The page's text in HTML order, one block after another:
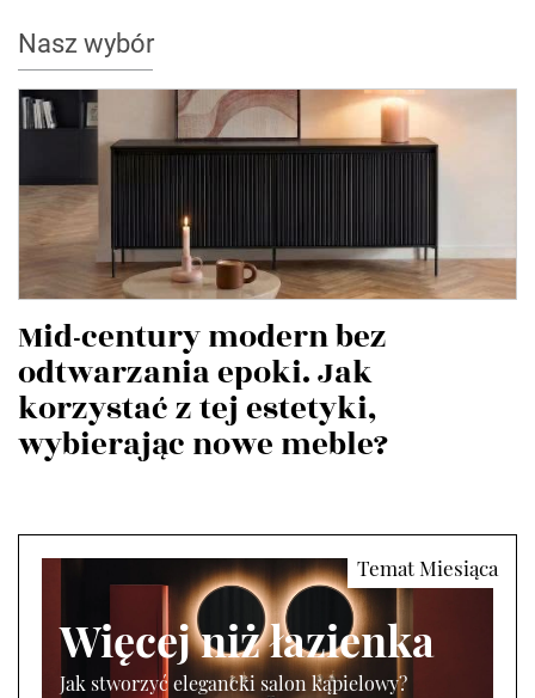
Nasz wybór
Mid-century modern bez
odtwarzania epoki. Jak
korzystać z tej estetyki,
wybierając nowe meble?
Więcej niż łazienka
Jak stworzyć elegancki salon kąpielowy?